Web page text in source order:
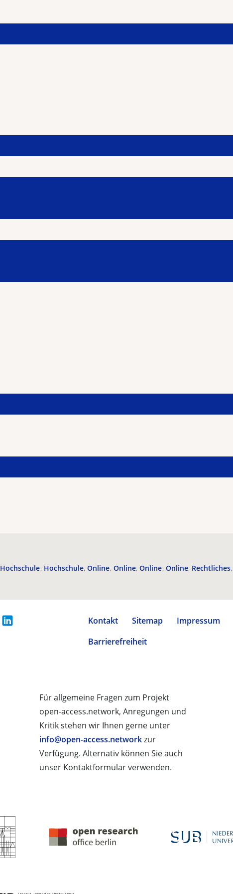
Hochschule Hochschule Online Online Online Online Rechtliches
Kontakt Sitemap Impressum
Barrierefreiheit
Für allgemeine Fragen zum Projekt
open-access.network, Anregungen und
Kritik stehen wir Ihnen gerne unter
info@open-access.networkzur
Verfügung. Alternativ können Sie auch
unser Kontaktformular verwenden.